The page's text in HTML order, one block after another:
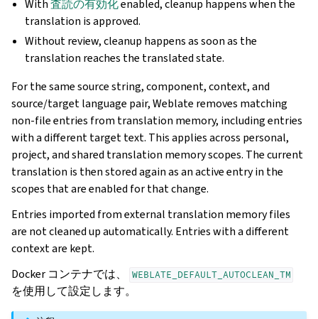
With査読の有効化enabled, cleanup happens when the
translation is approved.
Without review, cleanup happens as soon as the
translation reaches the translated state.
For the same source string, component, context, and
source/target language pair, Weblate removes matching
non-file entries from translation memory, including entries
with a different target text. This applies across personal,
project, and shared translation memory scopes. The current
translation is then stored again as an active entry in the
scopes that are enabled for that change.
Entries imported from external translation memory files
are not cleaned up automatically. Entries with a different
context are kept.
Docker コンテナでは、
WEBLATE_DEFAULT_AUTOCLEAN_TM
を使用して設定します。